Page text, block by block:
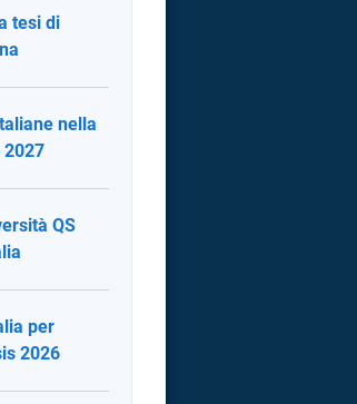
tesi di
nella
2027
QS
per
2026